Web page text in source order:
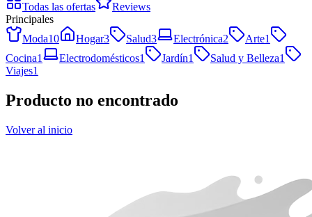
Todas las ofertas
Reviews
Principales
Moda10 Hogar3 Salud3 Electrónica2 Arte1
Cocina1 Electrodomésticos1 Jardín1 Salud y Belleza1
Viajes1
Producto no encontrado
Volver al inicio